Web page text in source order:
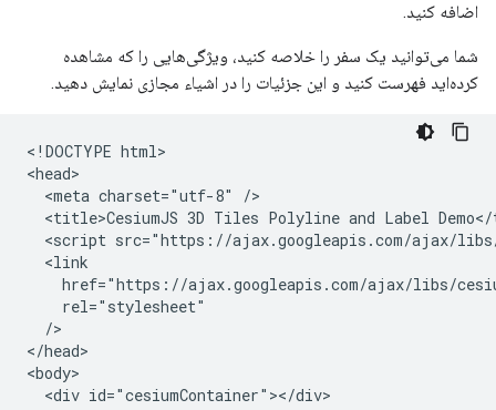
اضافه کنید.
شما می‌توانید یک سفر را خلاصه کنید، ویژگی‌هایی را که مشاهده
کرده‌اید فهرست کنید و این جزئیات را در اشیاء مجازی نمایش دهید.
<!DOCTYPE html>
<head>
  <meta charset="utf-8" />
<title>CesiumJS 3D Tiles Polyline and Label
<script src="https://ajax.googleapis.com/ajax/
  <link
href="https://ajax.googleapis.com/ajax/libs/
    rel="stylesheet"
  />
</head>
<body>
  <div id="cesiumContainer"></div>